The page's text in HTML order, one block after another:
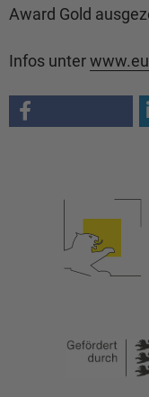
Award Gold
Infos unter